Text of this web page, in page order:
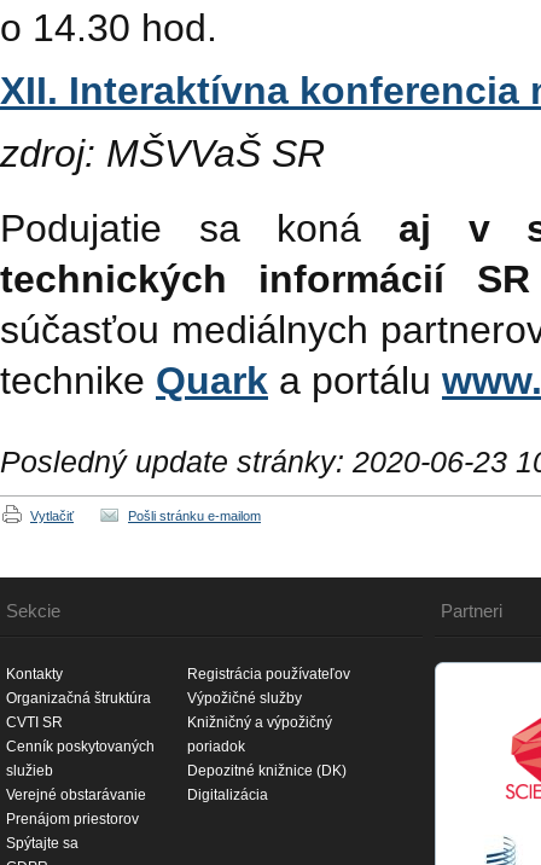
o 14.30 hod.
XII. Interaktívna konferencia
zdroj: MŠVVaŠ SR
Podujatie sa koná aj v
technických informácií
súčasťou mediálnych
technike Quark a portálu
Posledný update stránky: 2020-06-23
Vytlačiť Pošli stránku e-mailom
Sekcie
Kontakty
Organizačná štruktúra
CVTI SR
Cenník poskytovaných
služieb
Verejné obstarávanie
Prenájom priestorov
Spýtajte sa
Registrácia používateľov
Výpožičné služby
Knižničný a výpožičný
poriadok
Depozitné knižnice (DK)
Digitalizácia
Partneri